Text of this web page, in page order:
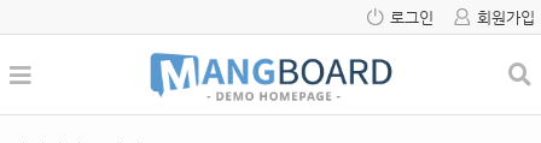
로그인 회원가입